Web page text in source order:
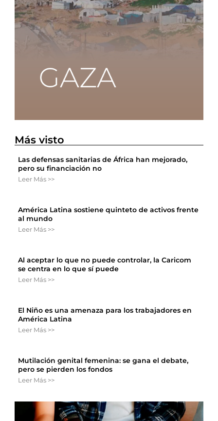
Más visto
Las defensas sanitarias de África han mejorado,
pero su financiación no
Leer Más >>
América Latina sostiene quinteto de activos frente
al mundo
Leer Más >>
Al aceptar lo que no puede controlar, la Caricom
se centra en lo que sí puede
Leer Más >>
El Niño es una amenaza para los trabajadores en
América Latina
Leer Más >>
Mutilación genital femenina: se gana el debate,
pero se pierden los fondos
Leer Más >>